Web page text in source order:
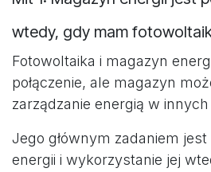
wtedy, gdy mam
Fotowoltaika i magazyn
połączenie, ale magazyn
zarządzanie energią w
Jego głównym zadaniem
energii i wykorzystanie jej